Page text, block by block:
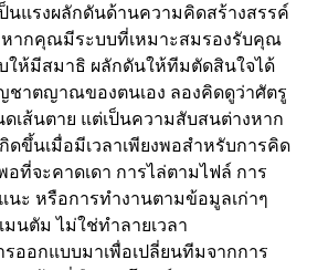
นแรงผลักดันด้านความคิดสร้างสรรค์
หากคุณมีระบบที่เหมาะสมรองรับคุณ
ให้มีสมาธิ ผลักดันให้ทีมตัดสินใจได้
ชาตญาณของตนเอง ลองคิดดูว่าศัตรู
เส้นตาย แต่เป็นความสับสนต่างหาก
ขึ้นเมื่อมีเวลาเพียงพอสำหรับการคิด
อที่จะคาดเดา การไล่ตามไฟล์ การ
นะ หรือการทำงานตามข้อมูลเก่าๆ
นตัม ไม่ใช่ทำลายเวลา
รออกแบบมาเพื่อเปลี่ยนทีมจากการ